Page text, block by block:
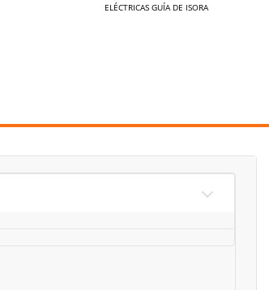
ELÉCTRICAS GUÍA DE ISORA